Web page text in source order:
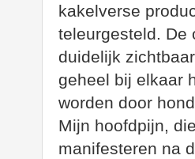
kakelverse
teleurgesteld. De
duidelijk
geheel bij elkaar
worden door
Mijn hoofdpijn,
manifesteren na